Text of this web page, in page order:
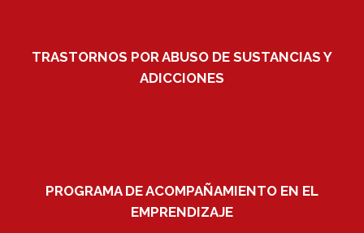
TRASTORNOS POR ABUSO DE SUSTANCIAS Y
ADICCIONES
PROGRAMA DE ACOMPAÑAMIENTO EN EL
EMPRENDIZAJE